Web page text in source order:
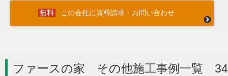
この会社に資料請求・お問い合わせ
ファースの家 その他施工事例一覧